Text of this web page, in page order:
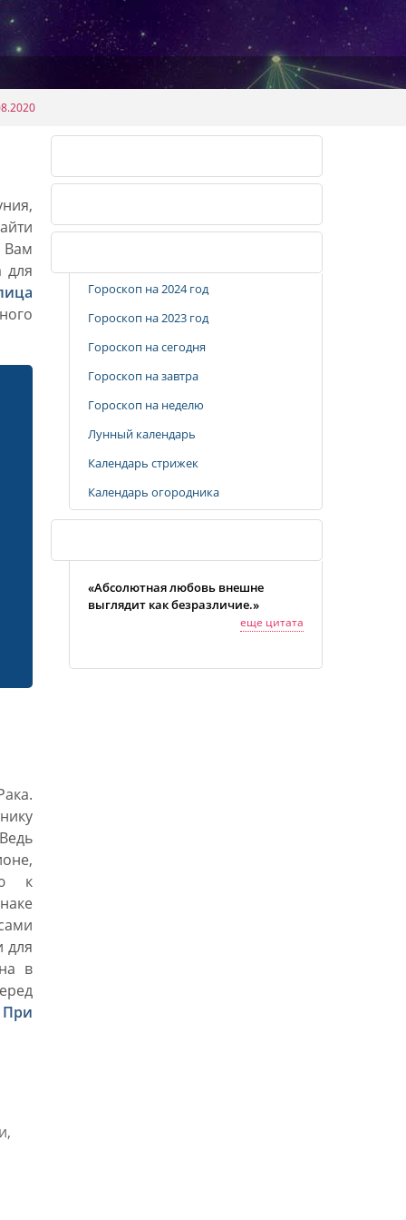
Вам
для
к
для
в
При
Гороскоп на 2024 год
Гороскоп на 2023 год
Гороскоп на сегодня
Гороскоп на завтра
Гороскоп на неделю
Лунный календарь
Календарь стрижек
Календарь огородника
«Абсолютная любовь внешне
выглядит как безразличие.»
еще цитата